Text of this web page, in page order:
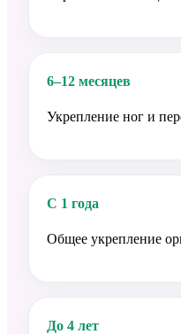
6–12 месяцев
Укрепление ног и
С 1 года
Общее укрепление
До 4 лет